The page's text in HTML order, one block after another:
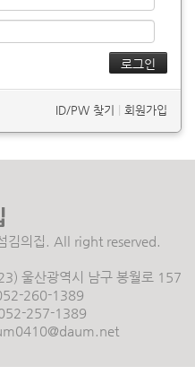
ID/PW 찾기 회원가입
김의집. All right reserved.
울산광역시 남구 봉월로 157
260-1389
257-1389